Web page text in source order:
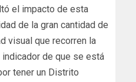
el impacto de esta
de la gran cantidad de
visual que recorren la
indicador de que se está
tener un Distrito